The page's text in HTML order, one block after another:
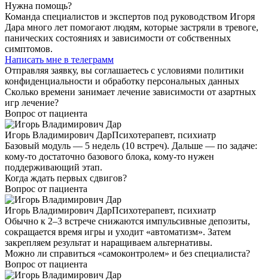
Нужна помощь?
Команда специалистов и экспертов под руководством Игоря
Дара много лет помогают людям, которые застряли в тревоге,
панических состояниях и зависимости от собственных
симптомов.
Написать мне в телеграмм
Отправляя заявку, вы соглашаетесь с условиями политики
конфиденциальности и обработку персональных данных
Сколько времени занимает лечение зависимости от азартных
игр лечение?
Вопрос от пациента
Игорь Владимирович ДарПсихотерапевт, психиатр
Базовый модуль — 5 недель (10 встреч). Дальше — по задаче:
кому-то достаточно базового блока, кому-то нужен
поддерживающий этап.
Когда ждать первых сдвигов?
Вопрос от пациента
Игорь Владимирович ДарПсихотерапевт, психиатр
Обычно к 2–3 встрече снижаются импульсивные депозиты,
сокращается время игры и уходит «автоматизм». Затем
закрепляем результат и наращиваем альтернативы.
Можно ли справиться «самоконтролем» и без специалиста?
Вопрос от пациента